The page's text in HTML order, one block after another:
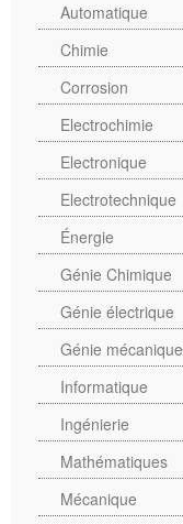
Automatique
Chimie
Corrosion
Electrochimie
Electronique
Electrotechnique
Énergie
Génie Chimique
Génie électrique
Génie mécanique
Informatique
Ingénierie
Mathématiques
Mécanique